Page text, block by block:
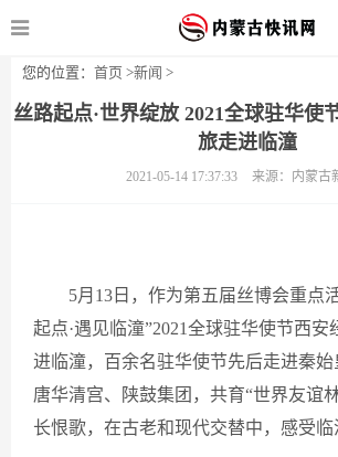
您的位置： 首页 >新闻 >
丝路起点·世界绽放 2021全球驻华使
旅走进临潼
2021-05-14 17:37:33 来源：内蒙古
5月13日，作为第五届丝博会重点
起点·遇见临潼”2021全球驻华使节西安
进临潼，百余名驻华使节先后走进秦始
唐华清宫、陕鼓集团，共育“世界友谊
长恨歌，在古老和现代交替中，感受临